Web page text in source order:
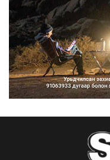
Нийтийн тээврийн
замналд түр хугац...
2026/08/07
Автомашины улсын